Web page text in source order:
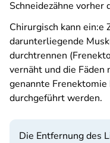
Schneidezähne vorher
Chirurgisch kann ein:e
darunterliegende
durchtrennen
vernäht und die Fäden
genannte
durchgeführt werden.
Die Entfernung des